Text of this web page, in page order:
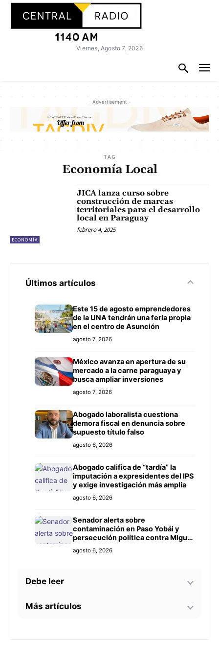
Viernes, Agosto 7, 2026
- Advertisement -
TAG
Economía Local
ECONOMÍA
JICA lanza curso sobre
construcción de marcas
territoriales para el desarrollo
local en Paraguay
febrero 4, 2025
Últimos artículos
Este 15 de agosto emprendedores
de la UNA tendrán una feria propia
en el centro de Asunción
agosto 7, 2026
México avanza en apertura de su
mercado a la carne paraguaya y
busca ampliar inversiones
agosto 7, 2026
Abogado laboralista cuestiona
demora fiscal en denuncia sobre
supuesto título falso
agosto 6, 2026
Abogado califica de “tardía” la
imputación a expresidentes del IPS
y exige investigación más amplia
agosto 6, 2026
Senador alerta sobre
contaminación en Paso Yobái y
persecución política contra Miguel
Prieto
agosto 6, 2026
Debe leer
El Niño: Cuestionan pedido de
Más artículos